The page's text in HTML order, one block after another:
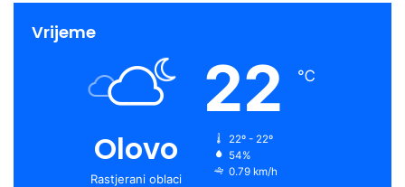
Vrijeme
Olovo
Rastjerani oblaci
22 ℃
22º - 22º
54%
0.79 km/h